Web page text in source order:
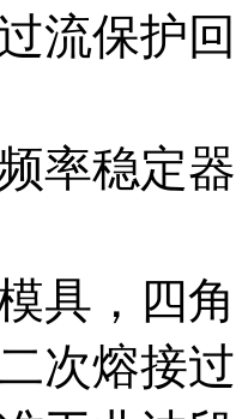
流保护
率稳定
具，四
次熔接